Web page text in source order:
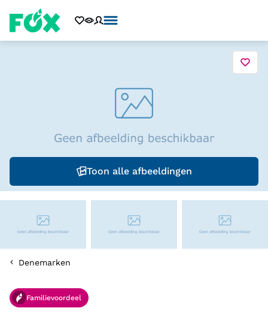
Toon alle afbeeldingen
Denemarken
Familievoordeel